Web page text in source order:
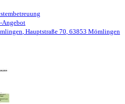
Angebot
Hauptstraße 70 63853 Mömlingen